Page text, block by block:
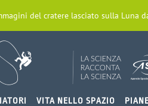
del cratere lasciato sulla Luna
VITA NELLO SPAZIO